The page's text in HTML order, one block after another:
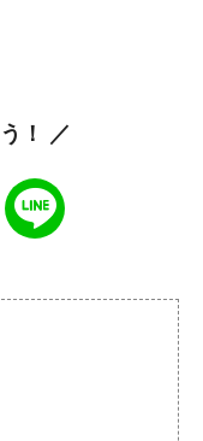
！ ／